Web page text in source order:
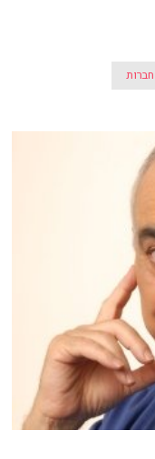
חברות